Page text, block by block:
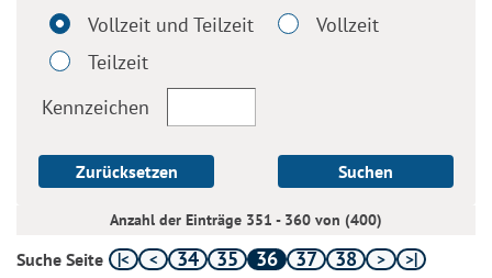
Vollzeit und Teilzeit
Vollzeit
Teilzeit
Kennzeichen
Zurücksetzen Suchen
Anzahl der Einträge 351 - 360 von (400)
Suche Seite 34 35 36 37 38